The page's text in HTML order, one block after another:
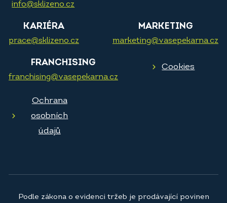
info@sklizeno.cz
KARIÉRA
prace@sklizeno.cz
MARKETING
marketing@vasepekarna.cz
FRANCHISING
franchising@vasepekarna.cz
Cookies
Ochrana
osobních
údajů
Podle zákona o evidenci tržeb je prodávající povinen